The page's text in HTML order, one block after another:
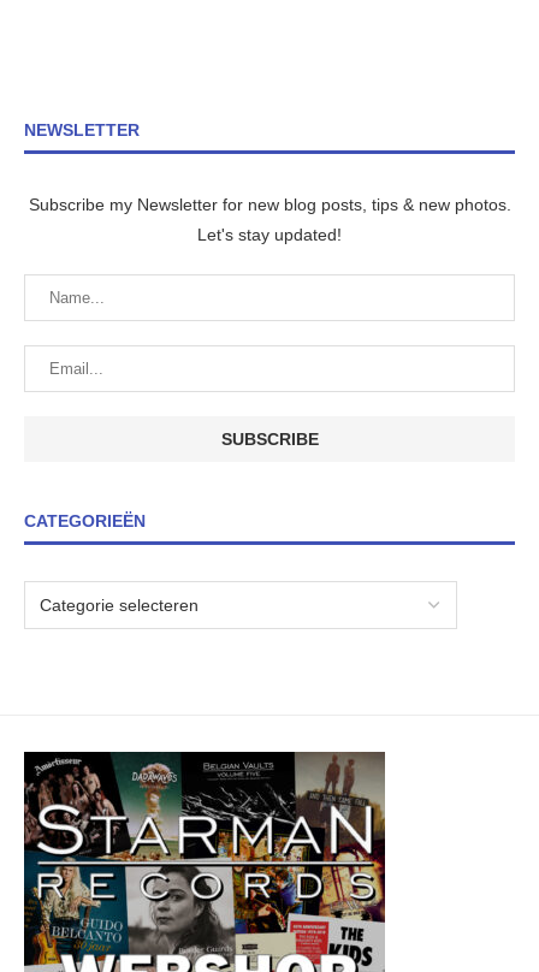
NEWSLETTER
Subscribe my Newsletter for new blog posts, tips & new photos.
Let's stay updated!
CATEGORIEËN